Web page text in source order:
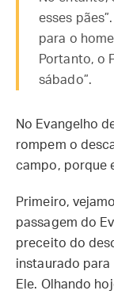
esses
para o
Portanto, o
sábado”.
No Evangelho
rompem o
campo, porque
Primeiro,
passagem do
preceito do
instaurado para
Ele. Olhando